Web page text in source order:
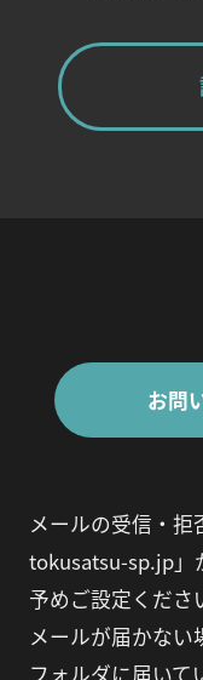
お問
メールの受信・拒
tokusatsu-sp.jp」
予めご設定くださ
メールが届かない
フォルダに届いて